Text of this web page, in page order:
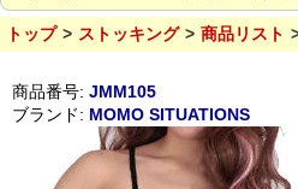
トップ ストッキング 商品リスト
商品番号: JMM105
ブランド: MOMO SITUATIONS